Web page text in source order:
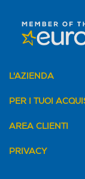
L'AZIENDA
PER I TUOI
AREA CLIENTI
PRIVACY